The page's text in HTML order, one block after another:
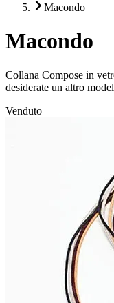
Macondo
Macondo
Collana Compose in
desiderate un altro
Venduto